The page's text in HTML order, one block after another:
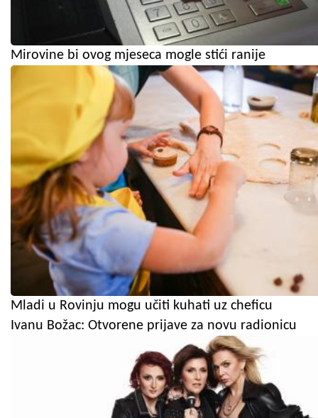
Mirovine bi ovog mjeseca mogle stići ranije
Mladi u Rovinju mogu učiti kuhati uz cheficu
Ivanu Božac: Otvorene prijave za novu radionicu